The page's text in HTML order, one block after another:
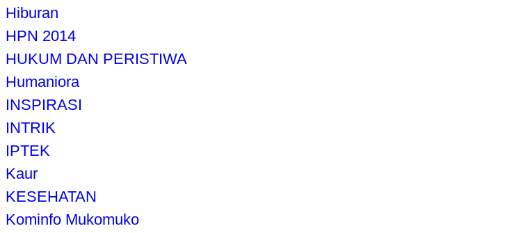
Hiburan
HPN 2014
HUKUM DAN PERISTIWA
Humaniora
INSPIRASI
INTRIK
IPTEK
Kaur
KESEHATAN
Kominfo Mukomuko